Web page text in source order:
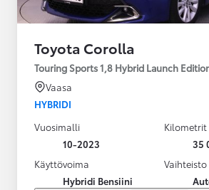
Toyota Corolla
Touring Sports 1,8 Hybrid Launch
Vaasa
HYBRIDI
Vuosimalli
10-2023
Kilometrit
35
Käyttövoima
Hybridi Bensiini
Vaihteisto